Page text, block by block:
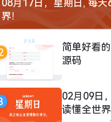
界！
简单好看
源码
02月09日
读懂全世界